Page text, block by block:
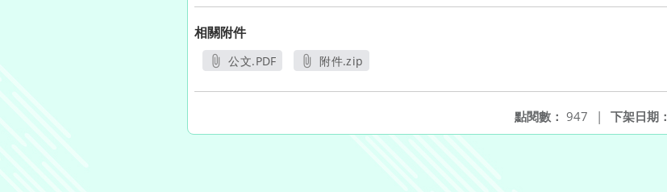
相關附件
公文.PDF
附件.zip
下架日期：
點閱數： 947 |